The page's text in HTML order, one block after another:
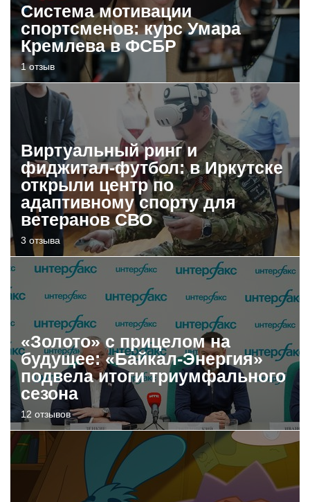
Система мотивации
спортсменов: курс Умара
Кремлева в ФСБР
1 отзыв
Виртуальный ринг и
фиджитал-футбол: в Иркутске
открыли центр по
адаптивному спорту для
ветеранов СВО
3 отзыва
«Золото» с прицелом на
будущее: «Байкал-Энергия»
подвела итоги триумфального
сезона
12 отзывов